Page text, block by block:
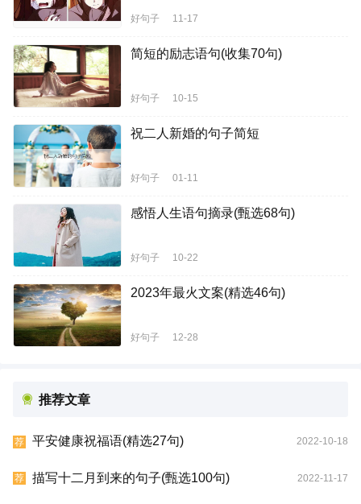
好句子 11-17
简短的励志语句(收集70句)
好句子 10-15
祝二人新婚的句子简短
好句子 01-11
感悟人生语句摘录(甄选68句)
好句子 10-22
2023年最火文案(精选46句)
好句子 12-28
推荐文章
荐 平安健康祝福语(精选27句) 2022-10-18
荐 描写十二月到来的句子(甄选100句) 2022-11-17